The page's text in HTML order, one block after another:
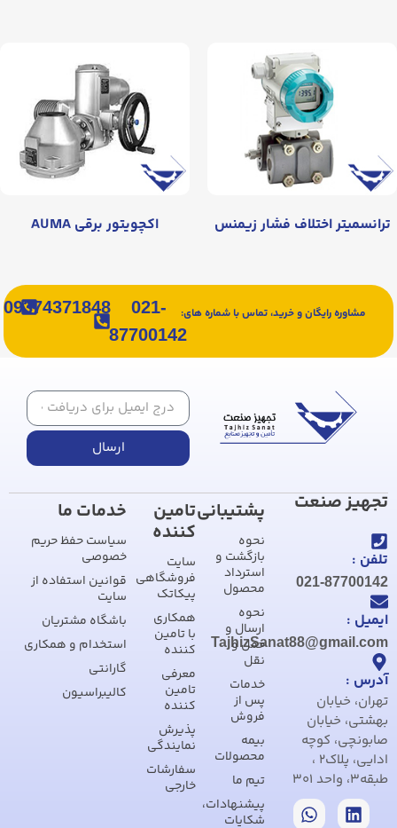
ترانسمیتر اختلاف فشار زیمنس اکچویتور برقی AUMA
مشاوره رایگان و خرید، تماس با شماره های:
021-
87700142
09374371848
ارسال
تجهیز صنعت
تلفن :
021-87700142
ایمیل :
TajhizSanat88@gmail.com
آدرس :
تهران، خیابان
بهشتی، خیابان
صابونچی، کوچه
ادایی، پلاک2 ،
طبقه3، واحد 301
پشتیبانی
نحوه
بازگشت و
استرداد
محصول
نحوه
ارسال و
حمل و
نقل
خدمات
پس از
فروش
بیمه
محصولات
تیم ما
پیشنهادات،
شکایات
تامین
کننده
سایت
فروشگاهی
پیکاتک
همکاری
با تامین
کننده
معرفی
تامین
کننده
پذیرش
نمایندگی
سفارشات
خارجی
خدمات ما
سیاست حفظ حریم
خصوصی
قوانین استفاده از
سایت
باشگاه مشتریان
استخدام و همکاری
گارانتی
کالیبراسیون